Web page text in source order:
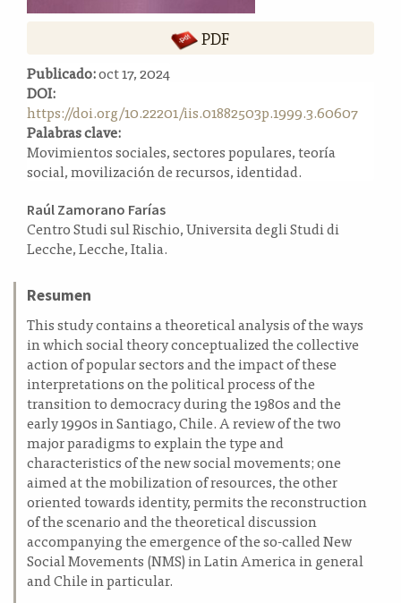
a
t
e
r
a
l
PDF
Publicado:oct 17, 2024
DOI:
https://doi.org/10.22201/iis.01882503p.1999.3.60607
Palabras clave:
Movimientos sociales, sectores populares, teoría
social, movilización de recursos, identidad.
Contenido
principal
del
artículo
Raúl Zamorano Farías
Centro Studi sul Rischio, Universita degli Studi di
Lecche, Lecche, Italia.
Resumen
This study contains a theoretical analysis of the ways
in which social theory conceptualized the collective
action of popular sectors and the impact of these
interpretations on the political process of the
transition to democracy during the 1980s and the
early 1990s in Santiago, Chile. A review of the two
major paradigms to explain the type and
characteristics of the new social movements; one
aimed at the mobilization of resources, the other
oriented towards identity, permits the reconstruction
of the scenario and the theoretical discussion
accompanying the emergence of the so-called New
Social Movements (NMS) in Latin America in general
and Chile in particular.